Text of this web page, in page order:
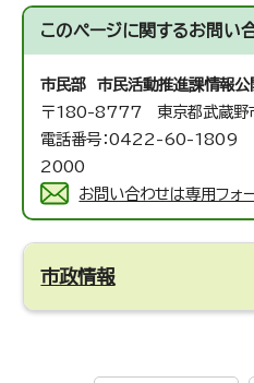
このページに関するお問い
市民部 市民活動推進課情報公
〒180-8777 東京都武蔵
電話番号：0422-60-1809
2000
お問い合わせは専用フォ
市政情報